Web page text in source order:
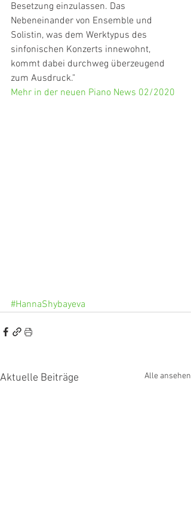
Besetzung einzulassen. Das
Nebeneinander von Ensemble und
Solistin, was dem Werktypus des
sinfonischen Konzerts innewohnt,
kommt dabei durchweg überzeugend
zum Ausdruck."
Mehr in der neuen Piano News 02/2020
#HannaShybayeva
Aktuelle Beiträge Alle ansehen